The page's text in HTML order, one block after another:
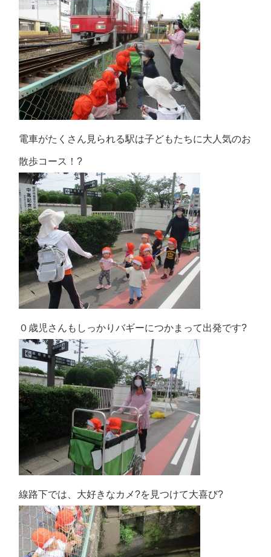
電車がたくさん見られる駅は子どもたちに大人気のお
散歩コース！?
０歳児さんもしっかりバギーにつかまって出発です?
線路下では、大好きなカメ?を見つけて大喜び?